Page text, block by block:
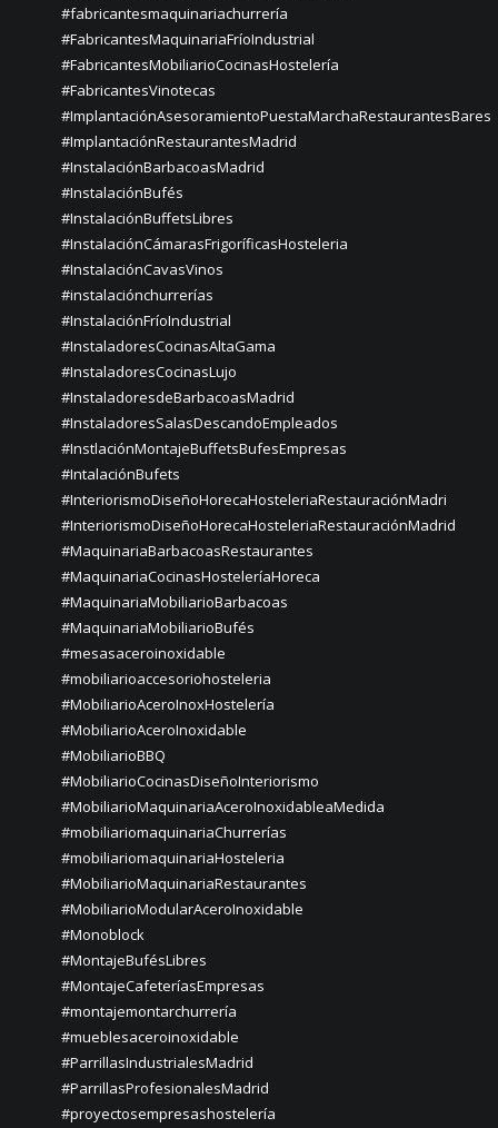
#fabricantesmaquinariachurrería
#FabricantesMaquinariaFríoIndustrial
#FabricantesMobiliarioCocinasHostelería
#FabricantesVinotecas
#ImplantaciónAsesoramientoPuestaMarchaRestaurantesBares
#ImplantaciónRestaurantesMadrid
#InstalaciónBarbacoasMadrid
#InstalaciónBufés
#InstalaciónBuffetsLibres
#InstalaciónCámarasFrigoríficasHosteleria
#InstalaciónCavasVinos
#instalaciónchurrerías
#InstalaciónFríoIndustrial
#InstaladoresCocinasAltaGama
#InstaladoresCocinasLujo
#InstaladoresdeBarbacoasMadrid
#InstaladoresSalasDescandoEmpleados
#InstlaciónMontajeBuffetsBufesEmpresas
#IntalaciónBufets
#InteriorismoDiseñoHorecaHosteleriaRestauraciónMadri
#InteriorismoDiseñoHorecaHosteleriaRestauraciónMadrid
#MaquinariaBarbacoasRestaurantes
#MaquinariaCocinasHosteleríaHoreca
#MaquinariaMobiliarioBarbacoas
#MaquinariaMobiliarioBufés
#mesasaceroinoxidable
#mobiliarioaccesoriohosteleria
#MobiliarioAceroInoxHostelería
#MobiliarioAceroInoxidable
#MobiliarioBBQ
#MobiliarioCocinasDiseñoInteriorismo
#MobiliarioMaquinariaAceroInoxidableaMedida
#mobiliariomaquinariaChurrerías
#mobiliariomaquinariaHosteleria
#MobiliarioMaquinariaRestaurantes
#MobiliarioModularAceroInoxidable
#Monoblock
#MontajeBufésLibres
#MontajeCafeteríasEmpresas
#montajemontarchurrería
#mueblesaceroinoxidable
#ParrillasIndustrialesMadrid
#ParrillasProfesionalesMadrid
#proyectosempresashostelería